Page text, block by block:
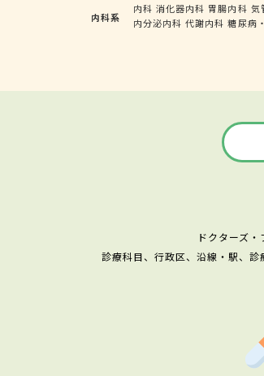
内科系
内科 消化器内科 胃腸内科 気
内分泌内科 代謝内科 糖尿病
ドクターズ
診療科目、行政区、沿線・駅、